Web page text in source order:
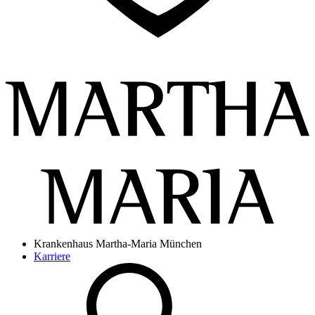
Krankenhaus Martha-Maria München
Karriere